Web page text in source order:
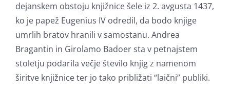
dejanskem obstoju knjižnice šele iz 2. avgusta 1437,
ko je papež Eugenius IV odredil, da bodo knjige
umrlih bratov hranili v samostanu. Andrea
Bragantin in Girolamo Badoer sta v petnajstem
stoletju podarila večje število knjig z namenom
širitve knjižnice ter jo tako približati “laični” publiki.